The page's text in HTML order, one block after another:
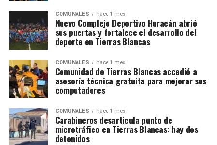
COMUNALES hace 1 mes
Nuevo Complejo Deportivo Huracán abrió
sus puertas y fortalece el desarrollo del
deporte en Tierras Blancas
COMUNALES hace 1 mes
Comunidad de Tierras Blancas accedió a
asesoría técnica gratuita para mejorar sus
computadores
COMUNALES hace 1 mes
Carabineros desarticula punto de
microtráfico en Tierras Blancas: hay dos
detenidos